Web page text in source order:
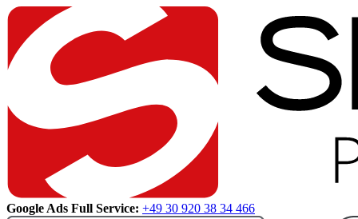
Google Ads Full Service: +49 30 920 38 34 466